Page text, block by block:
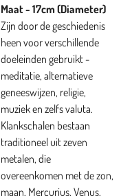
Maat - 17cm (Diameter)
Zijn door de geschiedenis
heen voor verschillende
doeleinden gebruikt -
meditatie, alternatieve
geneeswijzen, religie,
muziek en zelfs valuta.
Klankschalen bestaan ​​
traditioneel uit zeven
metalen, die
overeenkomen met de zon,
maan, Mercurius, Venus,